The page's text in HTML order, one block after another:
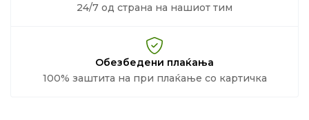
24/7 од страна на нашиот тим
Обезбедени плаќања
100% заштита на при плаќање со картичка